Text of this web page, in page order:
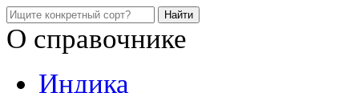
О справочнике
Индика